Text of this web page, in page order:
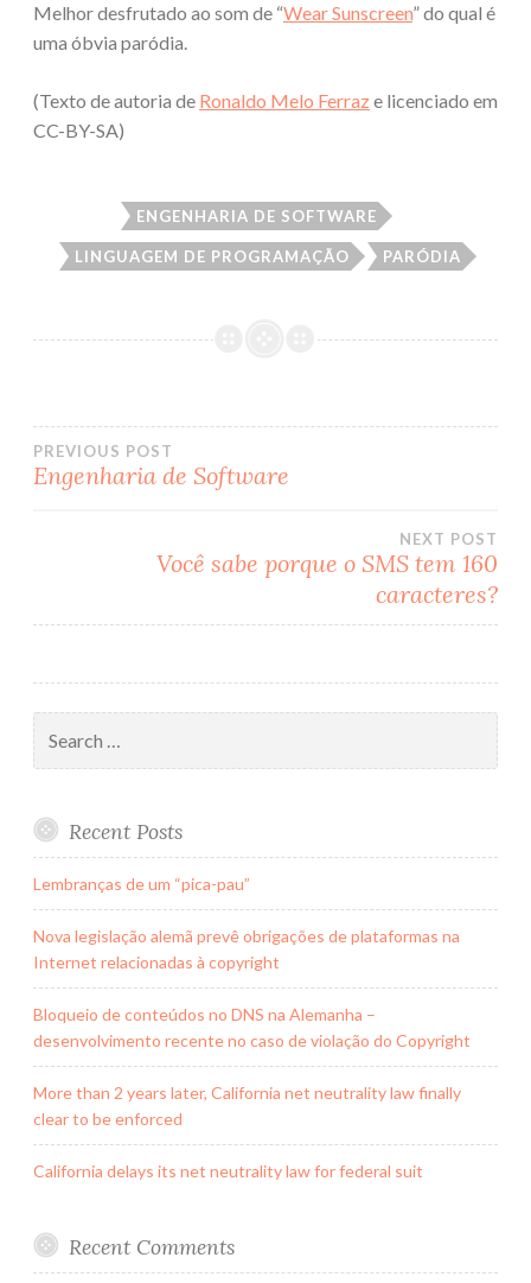
Melhor desfrutado ao som de “Wear Sunscreen” do qual é
uma óbvia paródia.
(Texto de autoria de Ronaldo Melo Ferraz e licenciado em
CC-BY-SA)
ENGENHARIA DE SOFTWARE
LINGUAGEM DE PROGRAMAÇÃO PARÓDIA
Post
navigation
PREVIOUS POST
Engenharia de Software
NEXT POST
Você sabe porque o SMS tem 160
caracteres?
for:
Recent Posts
Lembranças de um “pica-pau”
Nova legislação alemã prevê obrigações de plataformas na
Internet relacionadas à copyright
Bloqueio de conteúdos no DNS na Alemanha –
desenvolvimento recente no caso de violação do Copyright
More than 2 years later, California net neutrality law finally
clear to be enforced
California delays its net neutrality law for federal suit
Recent Comments